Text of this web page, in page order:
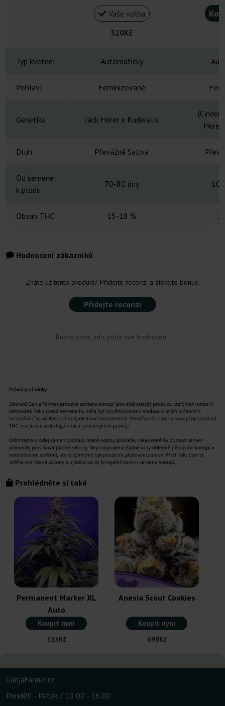
Vaše volba
320Kč
Typ kvetení Automatický
Pohlaví Feminizované
Genetika Jack Herer x Ruderalis
Druh Převážně Sativa
Od semene
k plodu
70-80 dny
Obsah THC 15-18 %
Hodnocení zákazníků
Znáte už tento produkt? Přidejte recenzi a získejte bonus.
Přidejte recenzi
Buďte první, kdo přidá své hodnocení!
Prohlédněte si také
Permanent Marker XL
Auto
Koupit nyní
533Kč
Anesia Scout Cookies
Koupit nyní
690Kč
GanjaFarmer.cz
Pondělí - Pátek / 10:00 - 16:00